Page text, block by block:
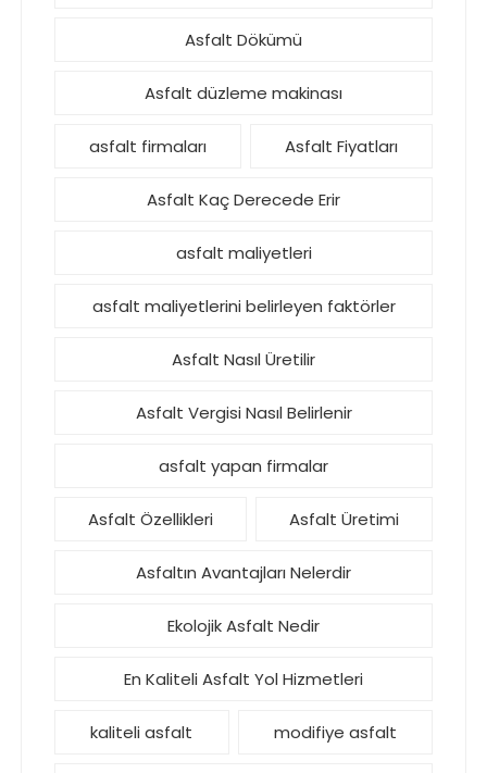
Asfalt Dökümü
Asfalt düzleme makinası
asfalt firmaları Asfalt Fiyatları
Asfalt Kaç Derecede Erir
asfalt maliyetleri
asfalt maliyetlerini belirleyen faktörler
Asfalt Nasıl Üretilir
Asfalt Vergisi Nasıl Belirlenir
asfalt yapan firmalar
Asfalt Özellikleri Asfalt Üretimi
Asfaltın Avantajları Nelerdir
Ekolojik Asfalt Nedir
En Kaliteli Asfalt Yol Hizmetleri
kaliteli asfalt modifiye asfalt